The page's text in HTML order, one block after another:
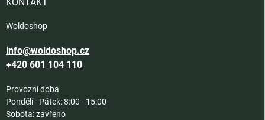
Woldoshop
info@woldoshop.cz
+420 601 104 110
Provozní doba
Pondělí - Pátek: 8:00 - 15:00
Sobota: zavřeno